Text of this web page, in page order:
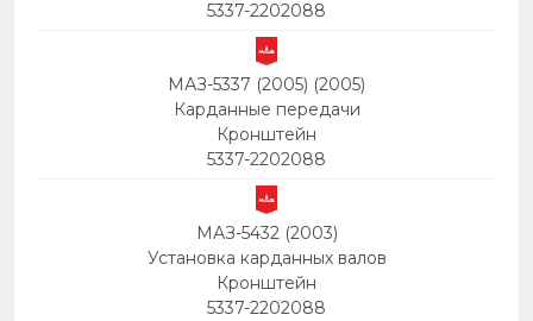
5337-2202088
МАЗ-5337 (2005) (2005)
Карданные передачи
Кронштейн
5337-2202088
МАЗ-5432 (2003)
Установка карданных валов
Кронштейн
5337-2202088